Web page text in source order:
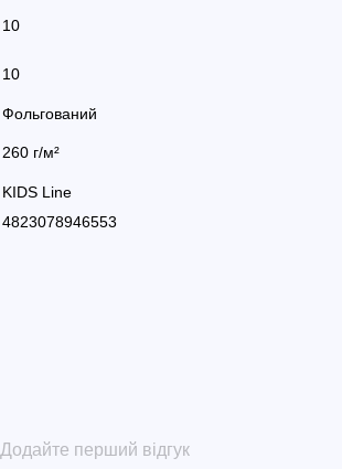
10
10
Фольгований
260 г/м²
KIDS Line
4823078946553
Додайте перший відгук